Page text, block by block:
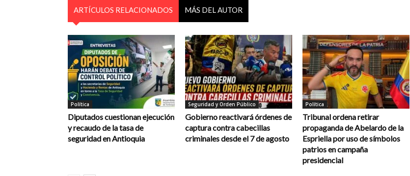
ARTÍCULOS RELACIONADOS MÁS DEL AUTOR
Política
Diputados cuestionan ejecución
y recaudo de la tasa de
seguridad en Antioquia
Seguridad y Orden Público
Gobierno reactivará órdenes de
captura contra cabecillas
criminales desde el 7 de agosto
Política
Tribunal ordena retirar
propaganda de Abelardo de la
Espriella por uso de símbolos
patrios en campaña
presidencial